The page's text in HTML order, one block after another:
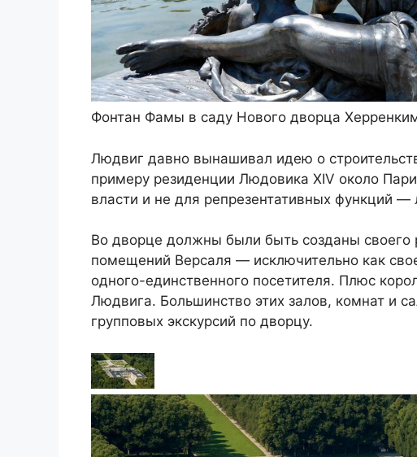
Фонтан Фамы в саду Нового дворца
Людвиг давно вынашивал идею о
примеру резиденции Людовика XIV около
власти и не для репрезентативных функций
Во дворце должны были быть созданы своего
помещений Версаля — исключительно как
одного-единственного посетителя. Плюс
Людвига. Большинство этих залов, комнат и
групповых экскурсий по дворцу.